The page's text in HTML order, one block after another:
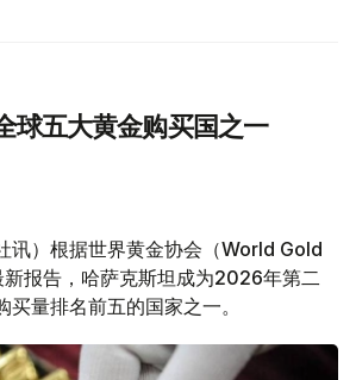
球五大黄金购买国之一
讯）根据世界黄金协会（World Gold
报告，哈萨克斯坦成为2026年第二
量排名前五的国家之一。